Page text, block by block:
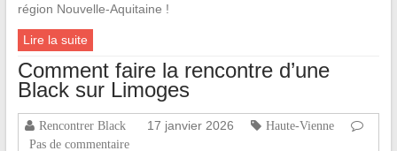
région Nouvelle-Aquitaine !
Lire la suite
Comment faire la rencontre d’une
Black sur Limoges
Rencontrer Black 17 janvier 2026
Haute-Vienne
Pas de commentaire